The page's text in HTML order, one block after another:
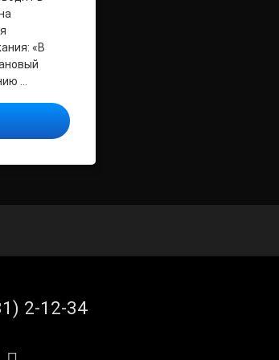
«В
…
проявляйте бдительность: сотрудники
2-12-34